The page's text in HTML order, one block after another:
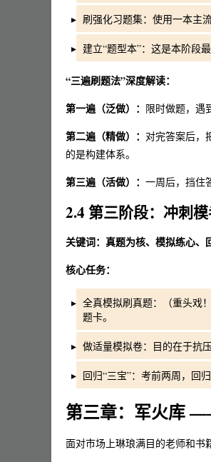
刷强化习题集：使用一本主
建立“题型本”：这是本阶段
“三遍刷题法”深度解读：
第一遍（泛做）： 限时做题，遇
第二遍（精做）： 对完答案后，
的是构建体系。
第三遍（活做）： 一周后，挡住
2.4 第三阶段：冲刺
关键词：真题为核、模拟练心、
核心任务：
全真模拟刷真题：（重头戏
题卡。
做适量模拟卷：目的在于抗
回归“三宝”：考前两周，回
第三章：军火库
面对市场上琳琅满目的老师和书